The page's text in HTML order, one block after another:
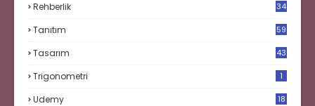
Rehberlik 34
Tanıtım 59
Tasarım 43
Trigonometri 1
Udemy 18